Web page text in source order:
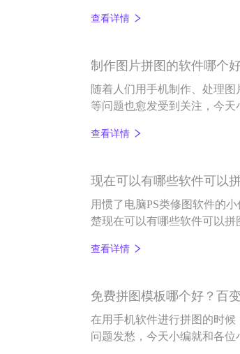
查看详情
制作图片拼图的软件哪个
随着人们用手机制作、处理
等问题也愈发受到关注，今
查看详情
现在可以有哪些软件可以
用惯了电脑PS类修图软件的
楚现在可以有哪些软件可以拼
查看详情
免费拼图模板哪个好？百
在用手机软件进行拼图的时
问题发愁，今天小编就和各